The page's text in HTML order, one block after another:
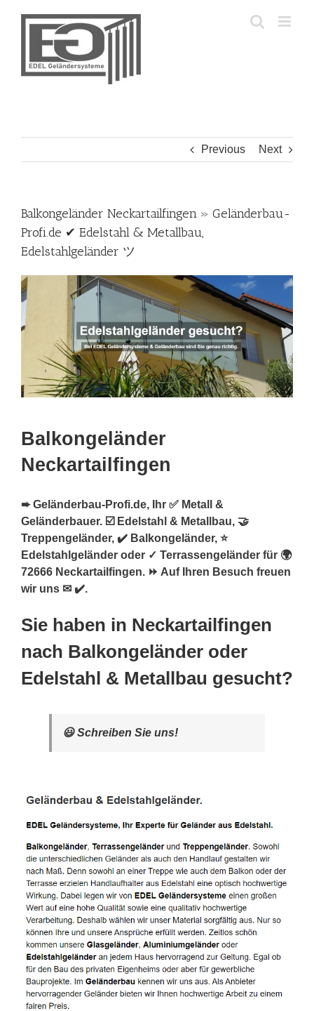
Previous Next
Balkongeländer Neckartailfingen » Geländerbau-
Profi.de ✔ Edelstahl & Metallbau,
Edelstahlgeländer ツ
Balkongeländer
Neckartailfingen
➨ Geländerbau-Profi.de, Ihr ✅ Metall &
Geländerbauer. ☑️ Edelstahl & Metallbau, 🤝
Treppengeländer, ✔️ Balkongeländer, ⭐
Edelstahlgeländer oder ✓ Terrassengeländer für 🌍
72666 Neckartailfingen. ⏩ Auf Ihren Besuch freuen
wir uns ✉ ✔️.
Sie haben in Neckartailfingen
nach Balkongeländer oder
Edelstahl & Metallbau gesucht?
😃 Schreiben Sie uns!